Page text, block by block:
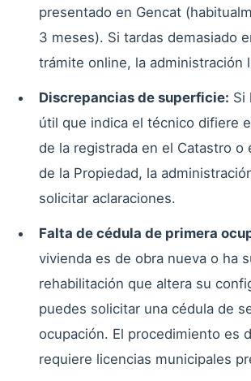
presentado en Gencat
3 meses). Si tardas demasiado
trámite online, la administración
Discrepancias de superficie: Si
útil que indica el técnico difiere
de la registrada en el Catastro o
de la Propiedad, la
solicitar aclaraciones.
Falta de cédula de primera
vivienda es de obra nueva o ha
rehabilitación que altera su
puedes solicitar una cédula de
ocupación. El procedimiento es
requiere licencias municipales